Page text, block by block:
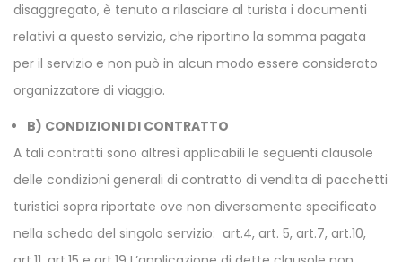
disaggregato, è tenuto a rilasciare al turista i documenti
relativi a questo servizio, che riportino la somma pagata
per il servizio e non può in alcun modo essere considerato
organizzatore di viaggio.
B) CONDIZIONI DI CONTRATTO
A tali contratti sono altresì applicabili le seguenti clausole
delle condizioni generali di contratto di vendita di pacchetti
turistici sopra riportate ove non diversamente specificato
nella scheda del singolo servizio: art.4, art. 5, art.7, art.10,